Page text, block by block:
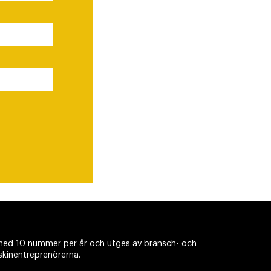
10 nummer per år och utges av bransch- och